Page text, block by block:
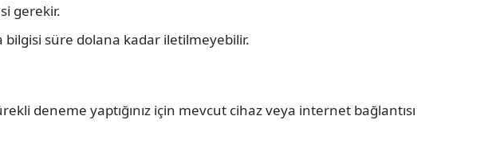
gerekir.
bilgisi süre dolana kadar iletilmeyebilir.
deneme yaptığınız için mevcut cihaz veya internet bağlantısı